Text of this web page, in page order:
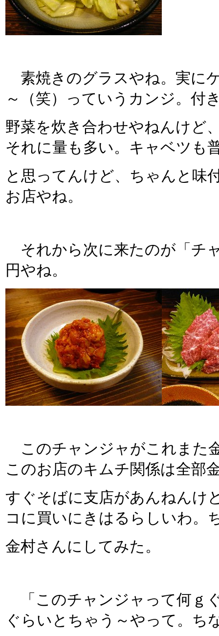
素焼きのグラスやね。実に
～（笑）っていうカンジ。付
野菜を炊き合わせやねんけど
それに量も多い。キャベツも
と思ってんけど、ちゃんと味
お店やね。
それから次に来たのが「チ
円やね。
このチャンジャがこれまた
このお店のキムチ関係は全部
すぐそばに支店があんねんけ
コに買いにきはるらしいわ。
金村さんにしてみた。
「このチャンジャって何ｇ
ぐらいとちゃう～やって。ち